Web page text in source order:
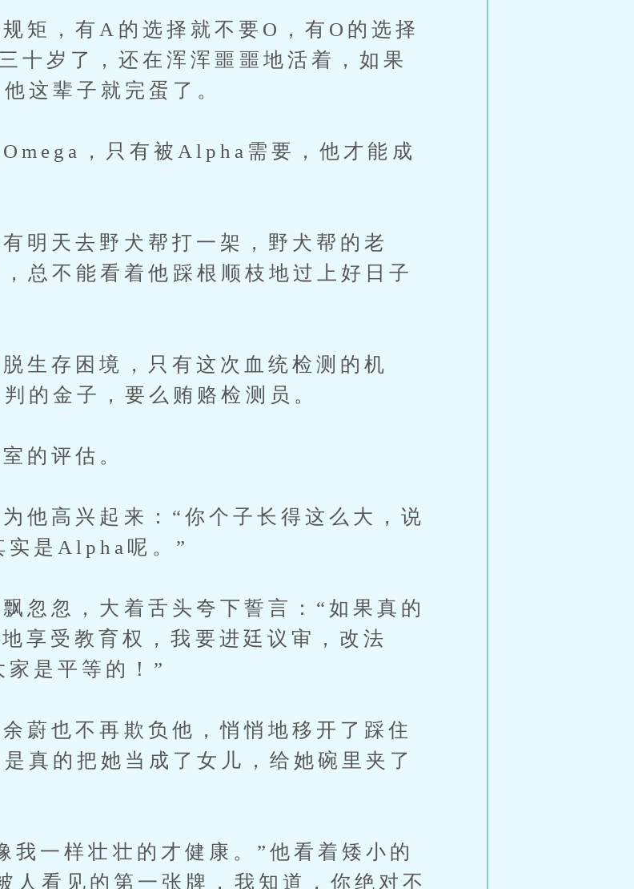
，有A的选择就不要O，有O的选择
十岁了，还在浑浑噩噩地活着，如果
这辈子就完蛋了。
，只有被Alpha需要，他才能成
天去野犬帮打一架，野犬帮的老
总不能看着他踩根顺枝地过上好日子
存困境，只有这次血统检测的机
的金子，要么贿赂检测员。
评估。
高兴起来：“你个子长得这么大，说
实是Alpha呢。”
忽，大着舌头夸下誓言：“如果真的
享受教育权，我要进廷议审，改法
是平等的！”
也不再欺负他，悄悄地移开了踩住
真的把她当成了女儿，给她碗里夹了
样壮壮的才健康。”他看着矮小的
人看见的第一张牌，我知道，你绝对不